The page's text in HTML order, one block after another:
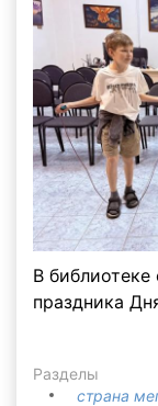
В
праздника
Разделы
страна